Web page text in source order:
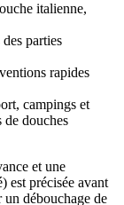
italienne,
parties
rapides
campings et
de douches
et une
est précisée avant
débouchage de